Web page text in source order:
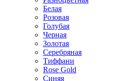
Белая
Розовая
Голубая
Черная
Золотая
Серебряная
Тиффани
Rose Gold
Синяя